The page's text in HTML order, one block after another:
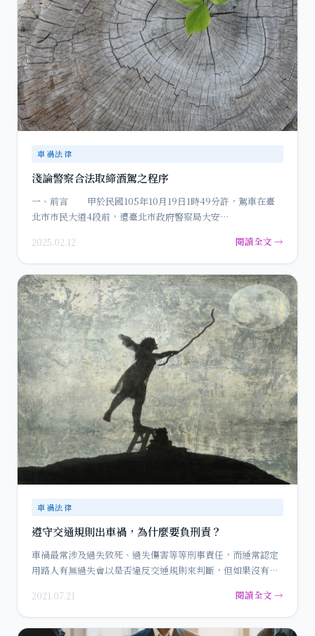
車禍法律
淺論警察合法取締酒駕之程序
一、前言 甲於民國105年10月19日1時49分許，駕車在臺
北市市民大道4段前，遭臺北市政府警察局大安…
2025.02.12 閱讀全文 →
車禍法律
遵守交通規則出車禍，為什麼要負刑責？
車禍最常涉及過失致死、過失傷害等等刑事責任，而通常認定
用路人有無過失會以是否違反交通規則來判斷，但如果沒有違
2021.07.21 閱讀全文 →